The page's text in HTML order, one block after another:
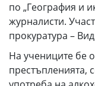
по „География и
журналисти.
прокуратура –
На учениците бе
престъпленията,